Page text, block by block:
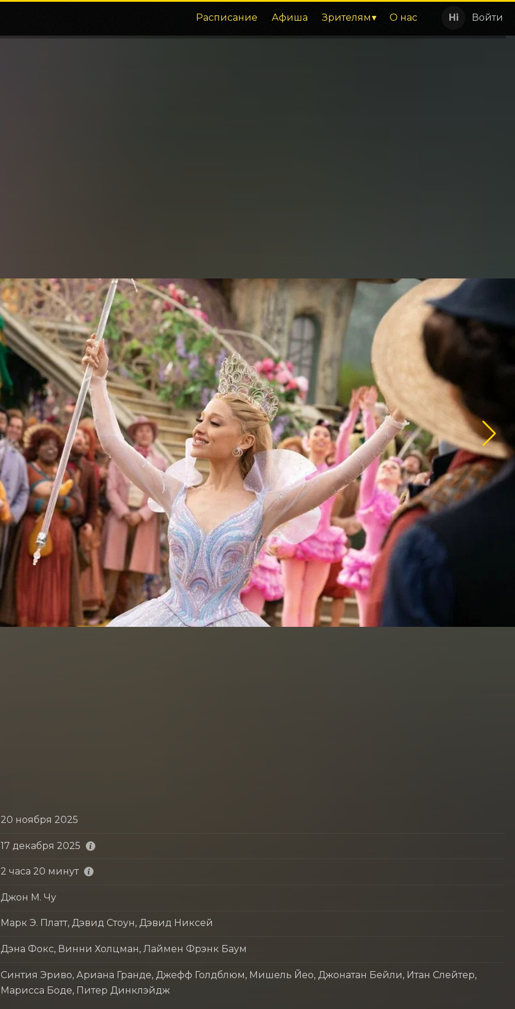
Расписание Афиша Зрителям О нас Войти
20 ноября 2025
17 декабря 2025
2 часа 20 минут
Джон М. Чу
Марк Э. Платт, Дэвид Стоун, Дэвид Никсей
Дэна Фокс, Винни Холцман, Лаймен Фрэнк Баум
Синтия Эриво, Ариана Гранде, Джефф Голдблюм, Мишель Йео, Джонатан Бейли, Итан Слейтер,
Марисса Боде, Питер Динклэйдж